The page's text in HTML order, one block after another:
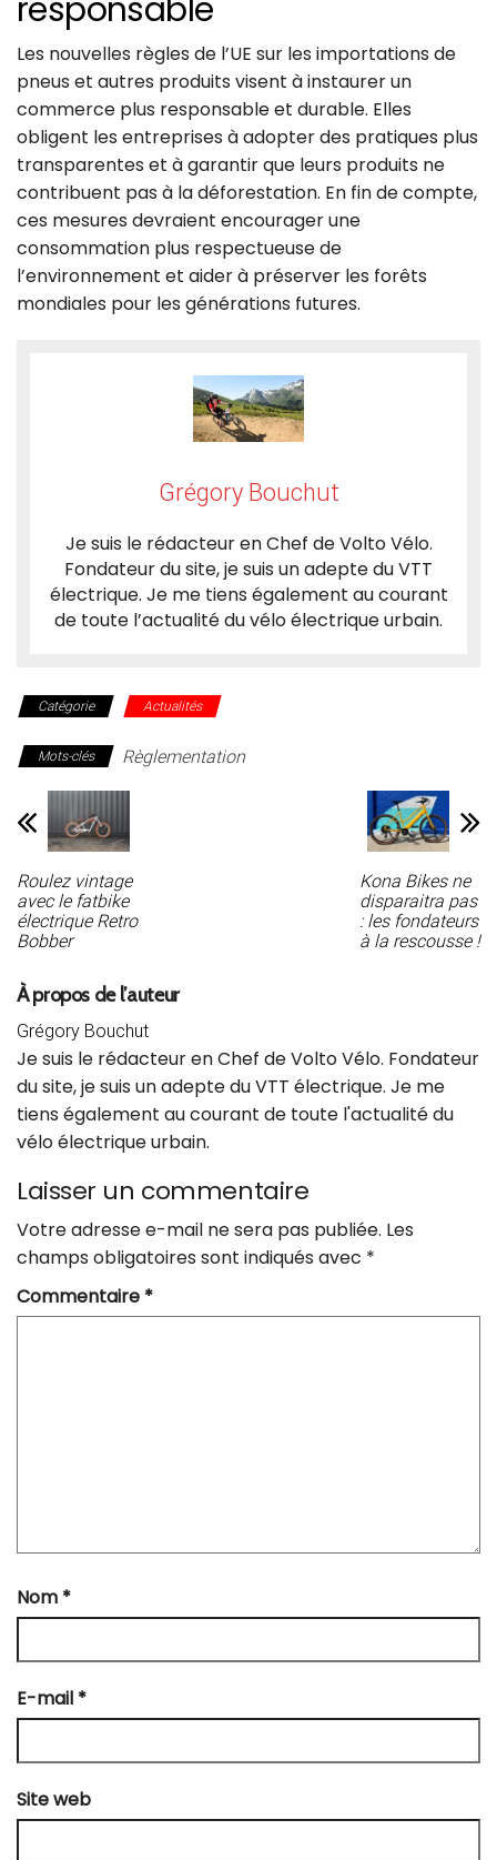
responsable
Les nouvelles règles de l’UE sur les importations de
pneus et autres produits visent à instaurer un
commerce plus responsable et durable. Elles
obligent les entreprises à adopter des pratiques plus
transparentes et à garantir que leurs produits ne
contribuent pas à la déforestation. En fin de compte,
ces mesures devraient encourager une
consommation plus respectueuse de
l’environnement et aider à préserver les forêts
mondiales pour les générations futures.
Grégory Bouchut
Je suis le rédacteur en Chef de Volto Vélo.
Fondateur du site, je suis un adepte du VTT
électrique. Je me tiens également au courant
de toute l’actualité du vélo électrique urbain.
Catégorie Actualités
Mots-clés Règlementation
Roulez vintage
avec le fatbike
électrique Retro
Bobber
Kona Bikes ne
disparaitra pas
: les fondateurs
à la rescousse !
À propos de l’auteur
Grégory Bouchut
Je suis le rédacteur en Chef de Volto Vélo. Fondateur
du site, je suis un adepte du VTT électrique. Je me
tiens également au courant de toute l'actualité du
vélo électrique urbain.
Laisser un commentaire
Votre adresse e-mail ne sera pas publiée. Les
champs obligatoires sont indiqués avec *
Commentaire *
Nom *
E-mail *
Site web